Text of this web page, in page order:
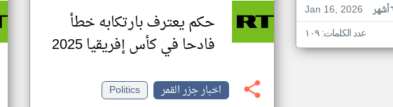
Jan 16, 2026
عدد الكلمات: ١٠٩
حكم يعترف بارتكابه خطأ
فادحا في كأس إفريقيا 2025
اخبار جزر القمر
Politics